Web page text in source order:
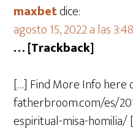
maxbetdice:
agosto 15, 2022 a las
… [Trackback]
[…] Find More Info here
fatherbroom.com/es/
espiritual-misa-homilia/